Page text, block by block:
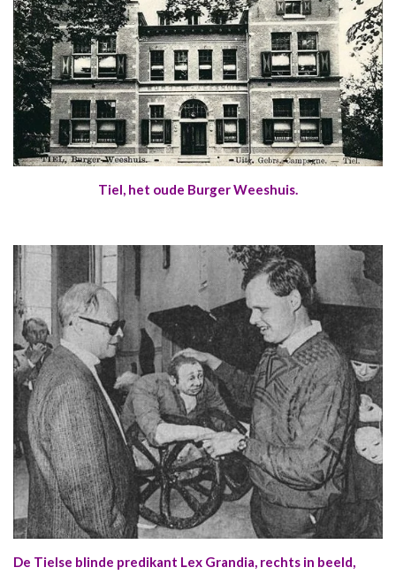
Tiel, het oude Burger Weeshuis.
De Tielse blinde predikant Lex Grandia, rechts in beeld,